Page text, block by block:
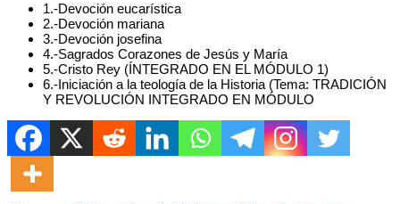
1.-Devoción eucarística
2.-Devoción mariana
3.-Devoción josefina
4.-Sagrados Corazones de Jesús y María
5.-Cristo Rey (ÍNTEGRADO EN EL MÓDULO 1)
6.-Iniciación a la teología de la Historia (Tema: TRADICIÓN
Y REVOLUCIÓN INTEGRADO EN MÓDULO